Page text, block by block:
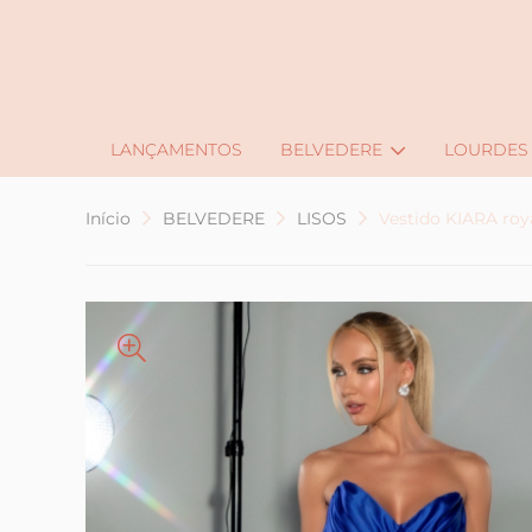
LANÇAMENTOS
BELVEDERE LOURDES
Início BELVEDERE LISOS Vestido KIARA